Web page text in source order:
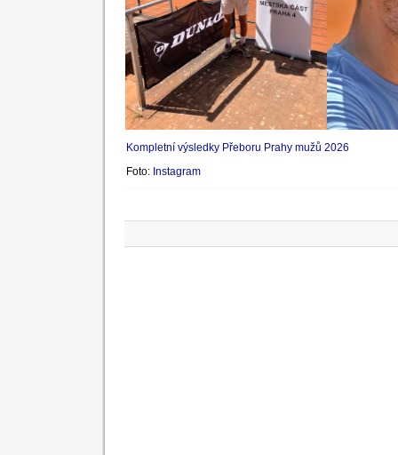
Kompletní výsledky Přeboru Prahy mužů 2026
Foto: Instagram